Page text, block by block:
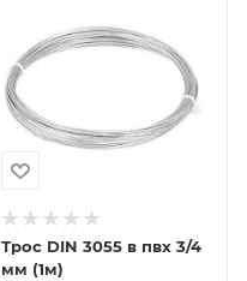
Трос DIN 3055 в пвх 3/4
мм (1м)